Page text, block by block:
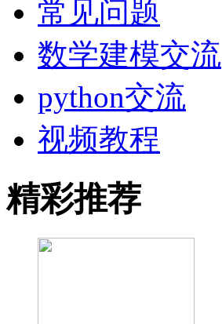
常见问题
数学建模交流
python交流
视频教程
精彩推荐